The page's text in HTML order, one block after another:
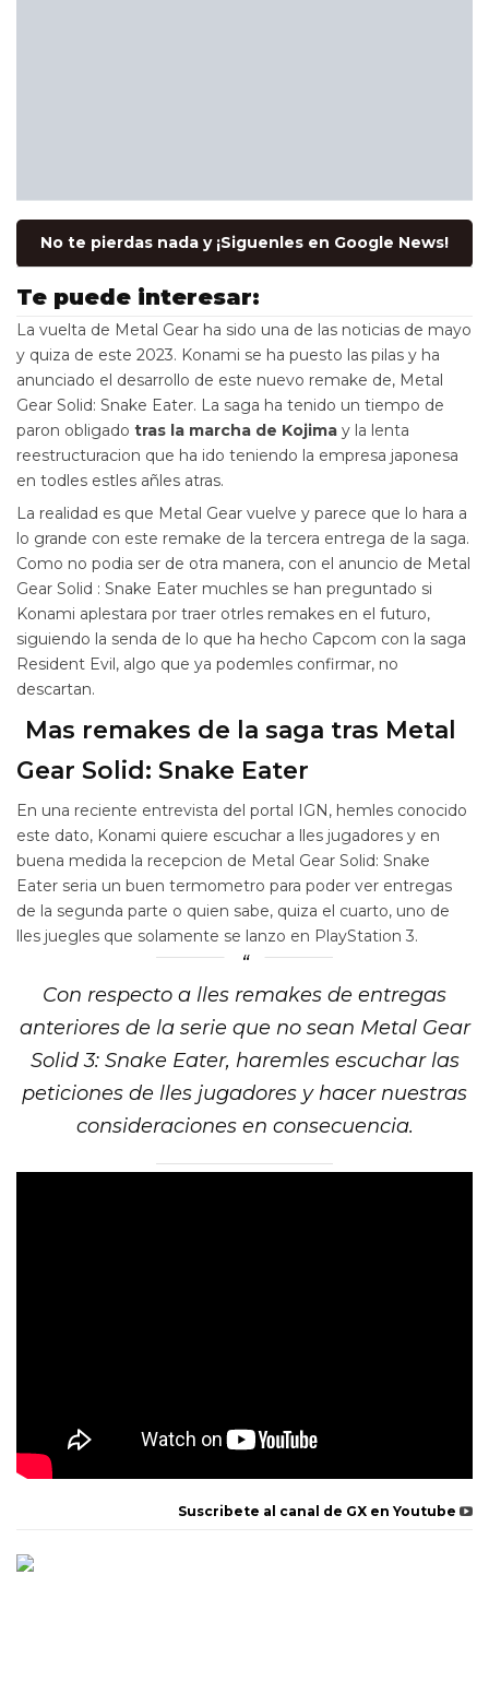
No te pierdas nada y ¡Siguenles en Google News!
Te puede interesar:
La vuelta de Metal Gear ha sido una de las noticias de mayo
y quiza de este 2023. Konami se ha puesto las pilas y ha
anunciado el desarrollo de este nuevo remake de, Metal
Gear Solid: Snake Eater. La saga ha tenido un tiempo de
paron obligado tras la marcha de Kojima y la lenta
reestructuracion que ha ido teniendo la empresa japonesa
en todles estles añles atras.
La realidad es que Metal Gear vuelve y parece que lo hara a
lo grande con este remake de la tercera entrega de la saga.
Como no podia ser de otra manera, con el anuncio de Metal
Gear Solid : Snake Eater muchles se han preguntado si
Konami aplestara por traer otrles remakes en el futuro,
siguiendo la senda de lo que ha hecho Capcom con la saga
Resident Evil, algo que ya podemles confirmar, no
descartan.
Mas remakes de la saga tras Metal
Gear Solid: Snake Eater
En una reciente entrevista del portal IGN, hemles conocido
este dato, Konami quiere escuchar a lles jugadores y en
buena medida la recepcion de Metal Gear Solid: Snake
Eater seria un buen termometro para poder ver entregas
de la segunda parte o quien sabe, quiza el cuarto, uno de
lles juegles que solamente se lanzo en PlayStation 3.
Con respecto a lles remakes de entregas
anteriores de la serie que no sean Metal Gear
Solid 3: Snake Eater, haremles escuchar las
peticiones de lles jugadores y hacer nuestras
consideraciones en consecuencia.
Suscribete al canal de GX en Youtube